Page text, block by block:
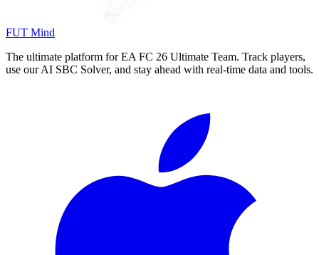
FUT Mind
The ultimate platform for EA FC 26 Ultimate Team. Track players,
use our AI SBC Solver, and stay ahead with real-time data and tools.